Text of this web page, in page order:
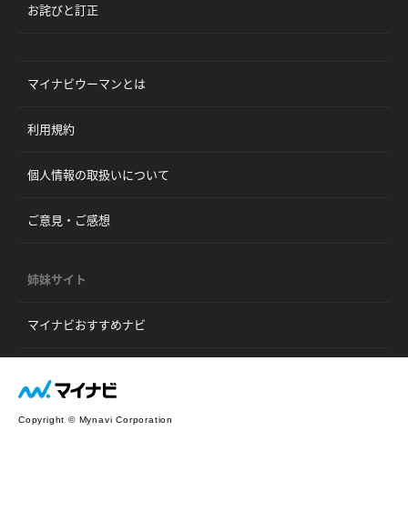
お詫びと訂正
マイナビウーマンとは
利用規約
個人情報の取扱いについて
ご意見・ご感想
姉妹サイト
マイナビおすすめナビ
Copyright © Mynavi Corporation